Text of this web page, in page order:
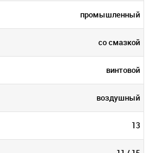
промышленный
со смазкой
винтовой
воздушный
13